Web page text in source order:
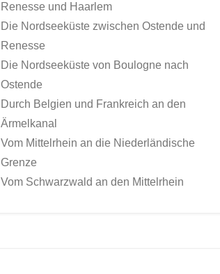
Renesse und Haarlem
Die Nordseeküste zwischen Ostende und
Renesse
Die Nordseeküste von Boulogne nach
Ostende
Durch Belgien und Frankreich an den
Ärmelkanal
Vom Mittelrhein an die Niederländische
Grenze
Vom Schwarzwald an den Mittelrhein